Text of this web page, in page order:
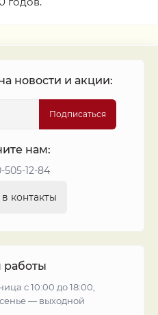
новости и акции:
Подписаться
нам:
505-12-84
контакты
работы
с 10:00 до 18:00,
— выходной